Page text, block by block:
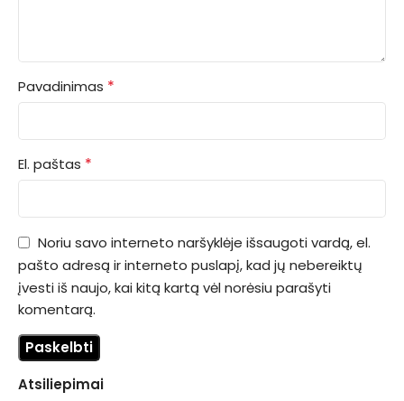
Atsiliepimai
Pavadinimas *
El. paštas *
Noriu savo interneto naršyklėje išsaugoti vardą, el.
pašto adresą ir interneto puslapį, kad jų nebereiktų
įvesti iš naujo, kai kitą kartą vėl norėsiu parašyti
komentarą.